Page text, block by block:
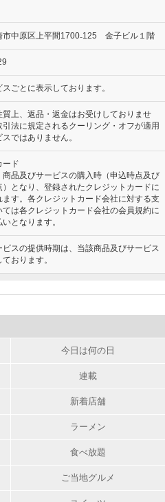
市中原区上平間1700₋125 金子ビル１階
ごとに表示しております。
質上、返品・返金はお受けしておりませ
引法に規定されるクーリング・オフが適用
ではありません。
ード
商品及びサービスの購入時（申込時点及び
）となり、登録されたクレジットカードに
ます。各クレジットカード会社に対する支
ては各クレジットカード会社の会員規約に
となります。
スの提供時期は、当該商品及びサービス
おります。
今日は何の日
連載
新着店舗
ラーメン
食べ放題
ご当地グルメ